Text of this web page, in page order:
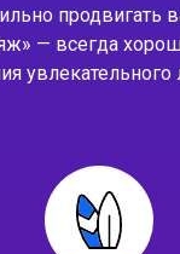
продвигать
— всегда
увлекательного